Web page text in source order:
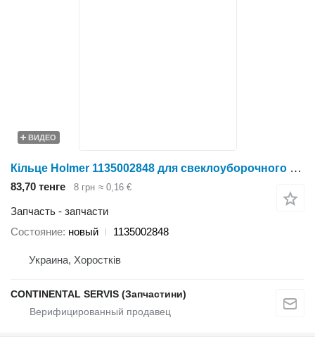
ВИДЕО
Кільце Holmer 1135002848 для свеклоуборочного комбайна
83,70 тенге 8 грн ≈ 0,16 €
Запчасть - запчасти
Состояние новый 1135002848
Украина, Хоростків
CONTINENTAL SERVIS (Запчастини)